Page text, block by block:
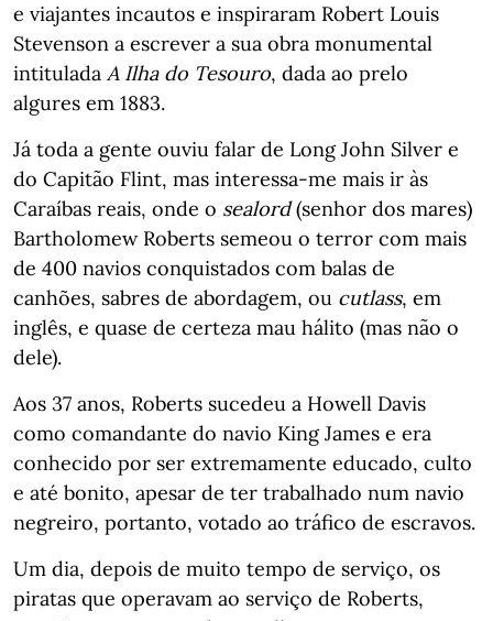
e viajantes incautos e inspiraram Robert Louis
Stevenson a escrever a sua obra monumental
intitulada A Ilha do Tesouro, dada ao prelo
algures em 1883.
Já toda a gente ouviu falar de Long John Silver e
do Capitão Flint, mas interessa-me mais ir às
Caraíbas reais, onde o sealord(senhor dos mares)
Bartholomew Roberts semeou o terror com mais
de 400 navios conquistados com balas de
canhões, sabres de abordagem, ou cutlass, em
inglês, e quase de certeza mau hálito (mas não o
dele).
Aos 37 anos, Roberts sucedeu a Howell Davis
como comandante do navio King James e era
conhecido por ser extremamente educado, culto
e até bonito, apesar de ter trabalhado num navio
negreiro, portanto, votado ao tráfico de escravos.
Um dia, depois de muito tempo de serviço, os
piratas que operavam ao serviço de Roberts,